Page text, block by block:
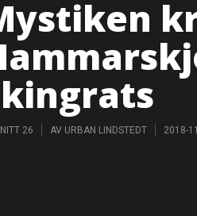
26 AV URBAN LINDSTEDT 2018-